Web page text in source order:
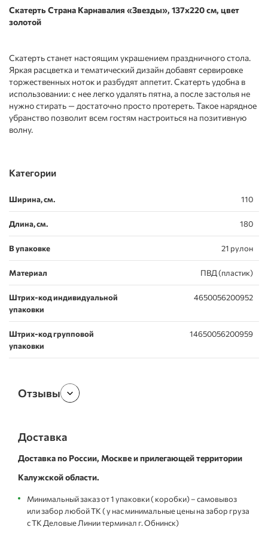
Скатерть Страна Карнавалия «Звезды», 137х220 см, цвет
золотой
Скатерть станет настоящим украшением праздничного стола.
Яркая расцветка и тематический дизайн добавят сервировке
торжественных ноток и разбудят аппетит. Скатерть удобна в
использовании: с нее легко удалять пятна, а после застолья не
нужно стирать — достаточно просто протереть. Такое нарядное
убранство позволит всем гостям настроиться на позитивную
волну.
Категории
Ширина, см. 110
Длина, см. 180
В упаковке 21 рулон
Материал ПВД (пластик)
Штрих-код индивидуальной
упаковки
4650056200952
Штрих-код групповой
упаковки
14650056200959
Отзывы
Доставка
Доставка по России, Москве и прилегающей территории
Калужской области.
Минимальный заказ от 1 упаковки ( коробки) – самовывоз
или забор любой ТК ( у нас минимальные цены на забор груза
с ТК Деловые Линии терминал г. Обнинск)